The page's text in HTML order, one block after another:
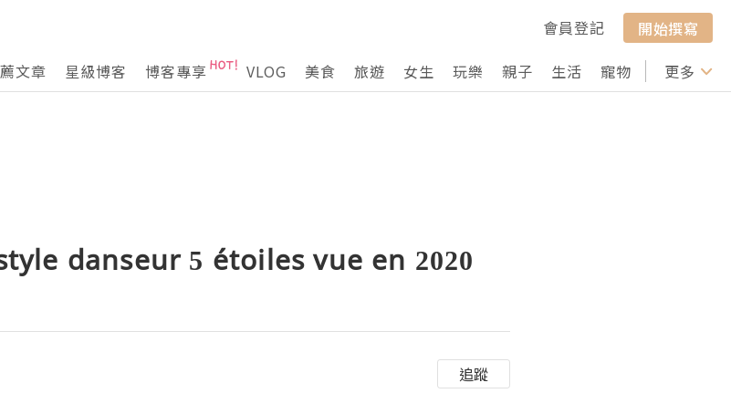
會員登記
開始撰寫
文章 星級博客 博客專享 VLOG 美食 旅遊 女生 玩樂 親子 生活 寵物 行山 打卡
更多
danseur 5 étoiles vue en 2020
追蹤